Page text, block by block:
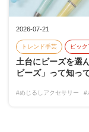
2026-07-21
トレンド手芸 ピッ
土台にビーズを選
ビーズ」って知っ
#めじるしアクセサリー #